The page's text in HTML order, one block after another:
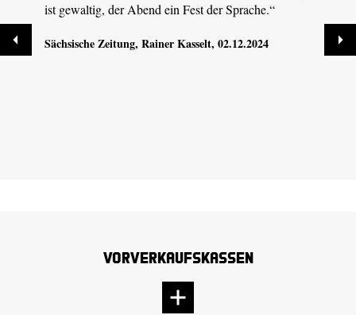
ist gewaltig, der Abend ein Fest der Sprache.“
Sächsische Zeitung, Rainer Kasselt, 02.12.2024
Vorverkaufskassen